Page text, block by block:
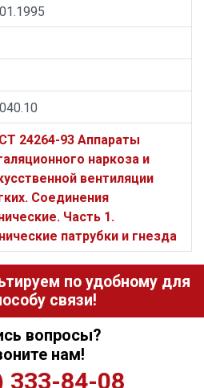
24264-93 Аппараты
наркоза и
вентиляции
Соединения
Часть 1.
патрубки и гнезда
по удобному для
связи!
вопросы?
нам!
333-84-08